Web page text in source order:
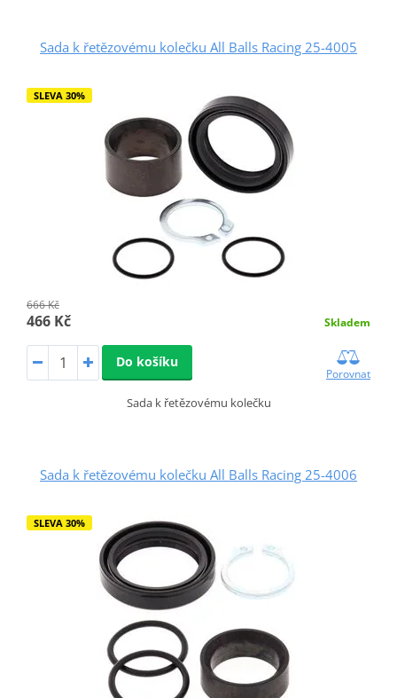
Sada k řetězovému kolečku All Balls Racing 25-4005
SLEVA 30%
666 Kč
466 Kč Skladem
Do košíku
Porovnat
Sada k řetězovému kolečku
Sada k řetězovému kolečku All Balls Racing 25-4006
SLEVA 30%